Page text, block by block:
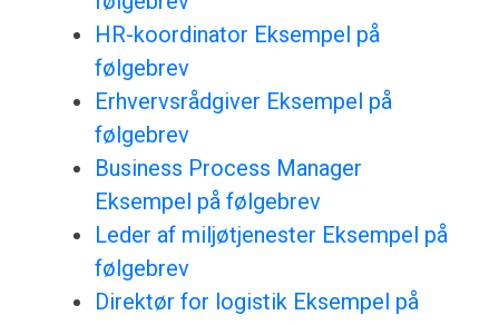
HR-koordinator Eksempel på
følgebrev
Erhvervsrådgiver Eksempel på
følgebrev
Business Process Manager
Eksempel på følgebrev
Leder af miljøtjenester Eksempel på
følgebrev
Direktør for logistik Eksempel på